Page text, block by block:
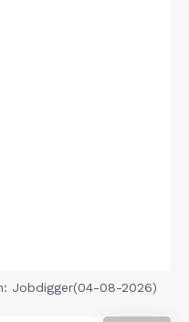
Jobdigger(04-08-2026)